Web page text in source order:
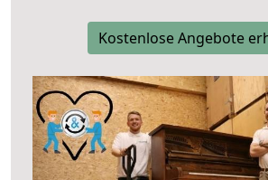
Kostenlose Angebote